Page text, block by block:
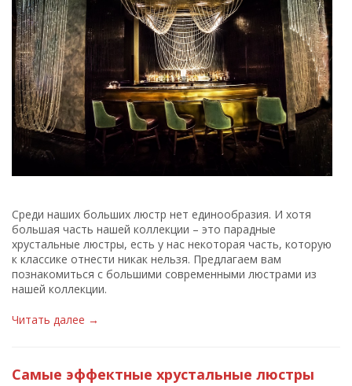
Среди наших больших люстр нет единообразия. И хотя
большая часть нашей коллекции – это парадные
хрустальные люстры, есть у нас некоторая часть, которую
к классике отнести никак нельзя. Предлагаем вам
познакомиться с большими современными люстрами из
нашей коллекции.
Читать далее →
Самые эффектные хрустальные люстры